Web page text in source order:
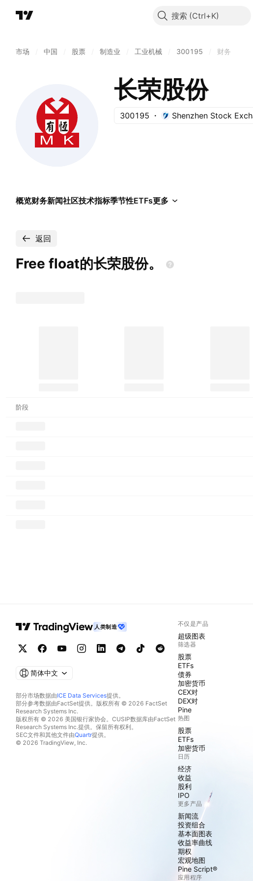
搜索
市场 中国 股票 制造业 工业机械 300195 财务
长荣股份
300195 Shenzhen Stock
概览财务新闻社区技术指标季节性ETFs更多
返回
Free float的长荣股份。
阶段
人类制造
简体中文
部分市场数据由ICE Data Services提供。
部分参考数据由FactSet提供。版权所有 © 2026 FactSet
Research Systems Inc.
版权所有 © 2026 美国银行家协会。CUSIP数据库由FactSet
Research Systems Inc.提供。保留所有权利。
SEC文件和其他文件由Quartr提供。
© 2026 TradingView, Inc.
不仅是产品
超级图表
筛选器
股票
ETFs
债券
加密货币
CEX对
DEX对
Pine
热图
股票
ETFs
加密货币
日历
经济
收益
股利
IPO
更多产品
新闻流
投资组合
基本面图表
收益率曲线
期权
宏观地图
Pine Script®
应用程序